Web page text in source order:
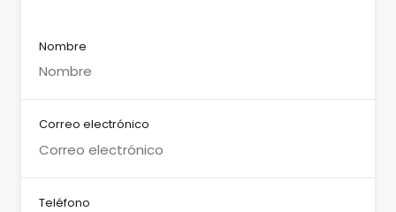
Nombre
Correo electrónico
Teléfono